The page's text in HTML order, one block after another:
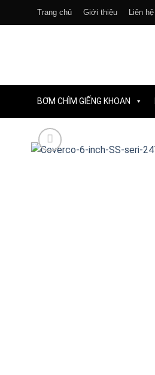
Trang chủ Giới thiệu Liên hệ
BƠM CHÌM GIẾNG KHOAN